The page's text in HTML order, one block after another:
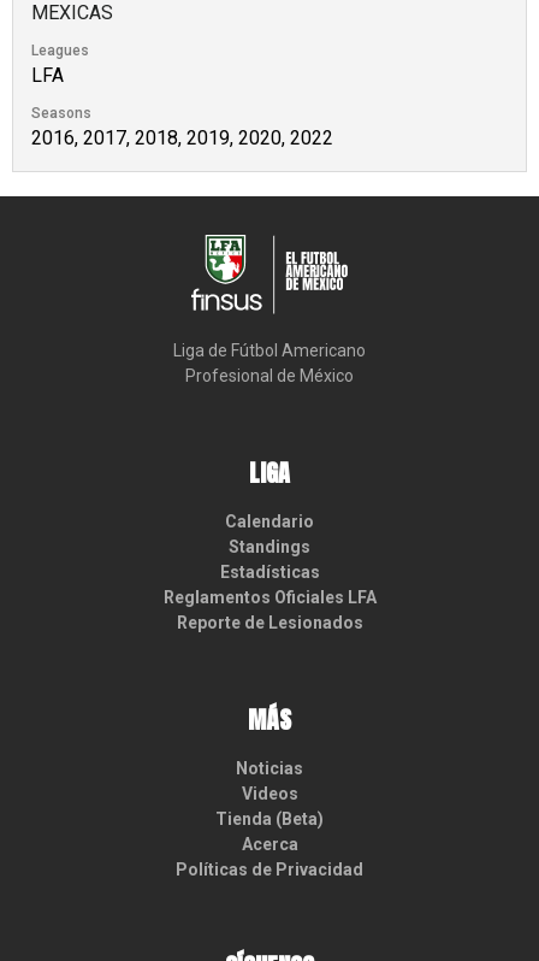
MEXICAS
Leagues
LFA
Seasons
2016, 2017, 2018, 2019, 2020, 2022
Liga de Fútbol Americano
Profesional de México
LIGA
Calendario
Standings
Estadísticas
Reglamentos Oficiales LFA
Reporte de Lesionados
MÁS
Noticias
Videos
Tienda (Beta)
Acerca
Políticas de Privacidad